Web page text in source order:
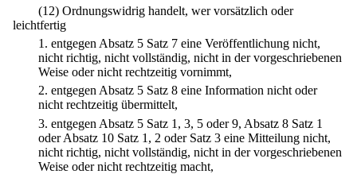
(12) Ordnungswidrig handelt, wer vorsätzlich oder
leichtfertig
1. entgegen Absatz 5 Satz 7 eine Veröffentlichung nicht,
nicht richtig, nicht vollständig, nicht in der vorgeschriebenen
Weise oder nicht rechtzeitig vornimmt,
2. entgegen Absatz 5 Satz 8 eine Information nicht oder
nicht rechtzeitig übermittelt,
3. entgegen Absatz 5 Satz 1, 3, 5 oder 9, Absatz 8 Satz 1
oder Absatz 10 Satz 1, 2 oder Satz 3 eine Mitteilung nicht,
nicht richtig, nicht vollständig, nicht in der vorgeschriebenen
Weise oder nicht rechtzeitig macht,